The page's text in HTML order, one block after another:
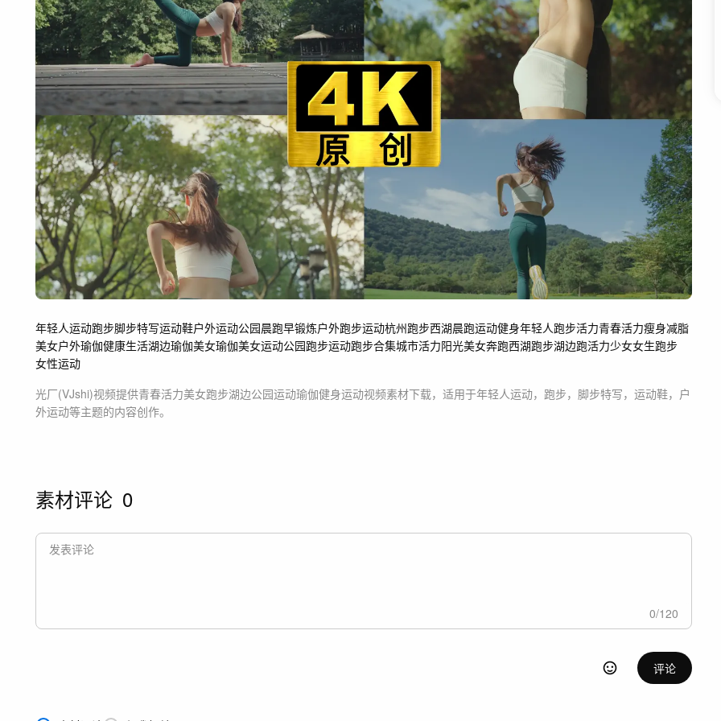
年轻人运动跑步脚步特写运动鞋户外运动公园晨跑早锻炼户外跑步运动杭州跑步西湖晨跑运动健身年轻人跑步活力青春活力瘦身减脂
美女户外瑜伽健康生活湖边瑜伽美女瑜伽美女运动公园跑步运动跑步合集城市活力阳光美女奔跑西湖跑步湖边跑活力少女女生跑步
女性运动
光厂(VJshi)视频提供青春活力美女跑步湖边公园运动瑜伽健身运动视频素材下载，适用于年轻人运动，跑步，脚步特写，运动鞋，户
外运动等主题的内容创作。
素材评论 0
0/120
评论